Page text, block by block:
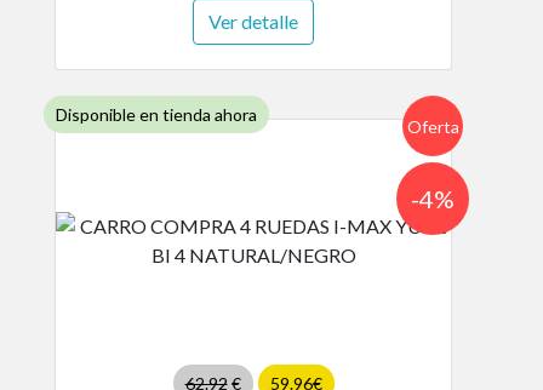
Ver detalle
Disponible en tienda ahora
Oferta
62.92€ 59.96€
-4%